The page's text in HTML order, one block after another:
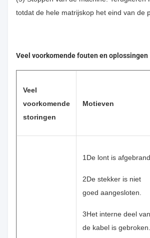
totdat de hele matrijskop het eind van de
Veel voorkomende fouten en oplossingen
Veel
voorkomende
storingen
Motieven
1De lont is
2De stekker is niet
goed aangesloten.
3Het interne deel van
de kabel is gebroken.